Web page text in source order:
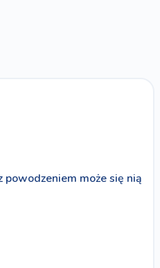
powodzeniem może się nią